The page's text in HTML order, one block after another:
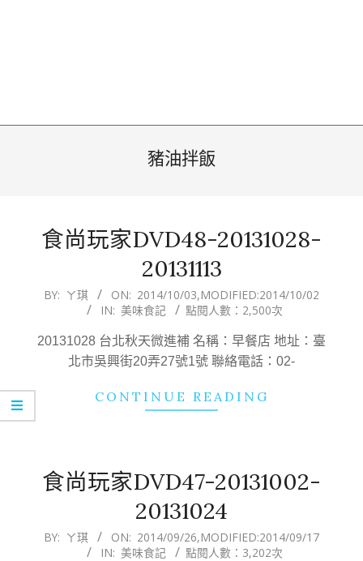
豬油拌飯
食尚玩家DVD48-20131028-
20131113
2014-
03
BY: ㄚ琪 ON: 2014/10/03,MODIFIED:2014/10/02
IN: 美味食記 點閱人數：2,500次
20131028 台北秋天微進補 名稱：早餐店 地址：臺
北市吳興街20弄27號1號 聯絡電話：02-
CONTINUE READING
食尚玩家DVD47-20131002-
20131024
2014-
BY: ㄚ琪 ON: 2014/09/26,MODIFIED:2014/09/17
IN: 美味食記 點閱人數：3,202次